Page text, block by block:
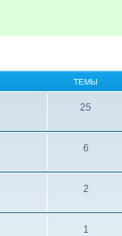
ТЕМЫ
25
6
2
1